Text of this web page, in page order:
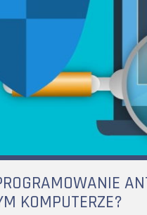
KOMPUTERZE?